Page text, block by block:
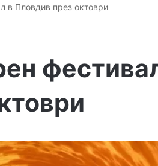
в Пловдив през октоври